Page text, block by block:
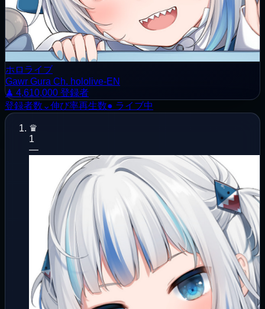
ホロライブ
Gawr Gura Ch. hololive-EN
♟ 4,610,000 登録者
登録者数⌄伸び率再生数● ライブ中
♛
1
—